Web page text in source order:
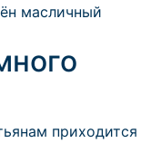
масличный
приходится